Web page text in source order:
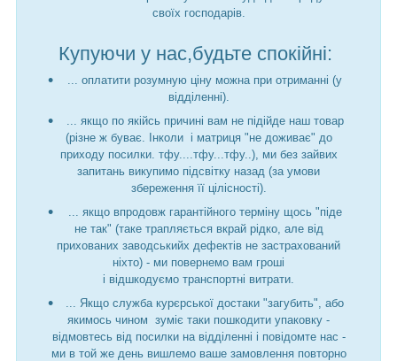
своїх господарів.
Купуючи у нас,будьте спокійні:
... оплатити розумную ціну можна при отриманні (у
відділенні).
... якщо по якійсь причині вам не підійде наш товар
(різне ж буває. Інколи і матриця "не доживає" до
приходу посилки. тфу....тфу...тфу..), ми без зайвих
запитань викупимо підсвітку назад (за умови
збереження її цілісності).
... якщо впродовж гарантійного терміну щось "піде
не так" (таке трапляється вкрай рідко, але від
прихованих заводськийх дефектів не застрахований
ніхто) - ми повернемо вам гроші
і відшкодуємо транспортні витрати.
... Якщо служба курєрської достаки "загубить", або
якимось чином зуміє таки пошкодити упаковку -
відмовтесь від посилки на відділенні і повідомте нас -
ми в той же день вишлемо ваше замовлення повторно